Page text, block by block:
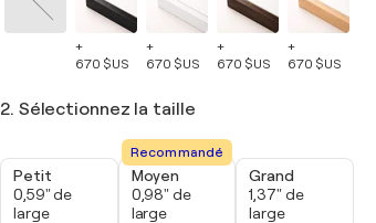
+
670 $US
+
670 $US
+
670 $US
+
670 $US
2. Sélectionnez la taille
Petit
0,59" de
large
Recommandé
Moyen
0,98" de
large
Grand
1,37" de
large